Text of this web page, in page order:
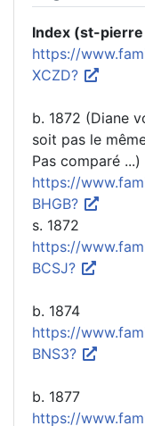
Index (st-
https://
XCZD?
b. 1872 (Diane
soit pas le
Pas comparé ...)
https://
BHGB?
s. 1872
https://
BCSJ?
b. 1874
https://
BNS3?
b. 1877
https://